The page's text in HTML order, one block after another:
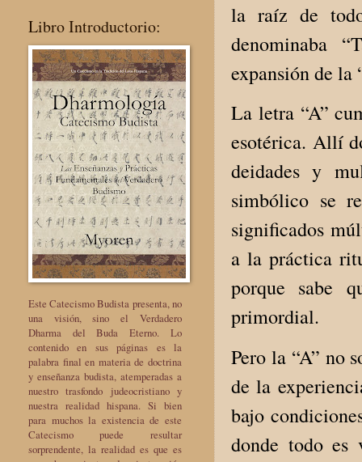
la raíz de
denominaba
expansión de la
La letra “A”
esotérica. Allí
deidades y
simbólico se
significados
a la práctica
porque sabe
primordial.
Pero la “A” no
de la
bajo
donde todo es
Libro Introductorio:
Este Catecismo Budista presenta, no
una visión, sino el Verdadero
Dharma del Buda Eterno. Lo
contenido en sus páginas es la
palabra final en materia de doctrina
y enseñanza budista, atemperadas a
nuestro trasfondo judeocristiano y
nuestra realidad hispana. Si bien
para muchos la existencia de este
Catecismo puede resultar
sorprendente, la realidad es que es